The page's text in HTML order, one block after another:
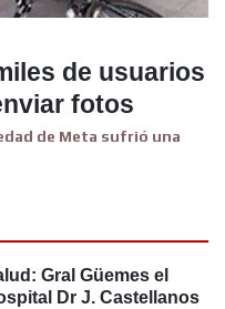
de usuarios
fotos
de Meta sufrió una
Gral Güemes el
Dr J. Castellanos